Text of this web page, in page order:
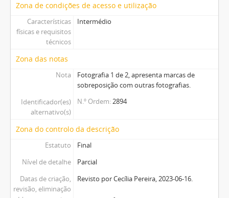
Zona de condições de acesso e utilização
Características
físicas e requisitos
técnicos
Intermédio
Zona das notas
Nota
Fotografia 1 de 2, apresenta marcas de
sobreposição com outras fotografias.
Identificador(es)
alternativo(s)
N.º Ordem 2894
Zona do controlo da descrição
Estatuto
Final
Nível de detalhe
Parcial
Datas de criação,
revisão, eliminação
Revisto por Cecília Pereira, 2023-06-16.